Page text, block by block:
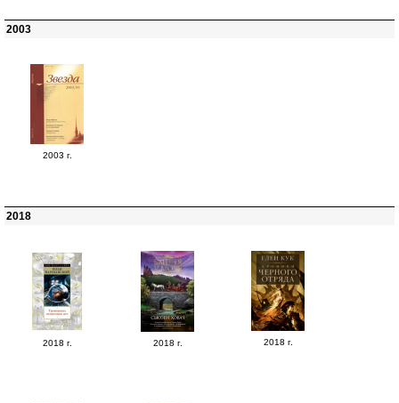
2003
2003 г.
2018
2018 г. 2018 г. 2018 г.